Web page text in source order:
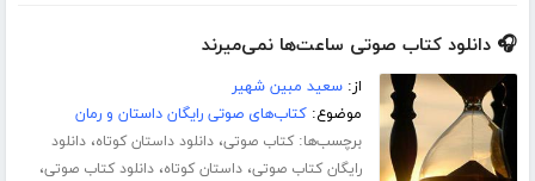
🎧 دانلود کتاب صوتی ساعت‌ها نمی‌میرند
از:سعید مبین شهیر
موضوع:کتاب‌های صوتی رایگان داستان و رمان
برچسب‌ها:کتاب صوتی،دانلود داستان کوتاه،دانلود
رایگان کتاب صوتی،داستان کوتاه،دانلود کتاب صوتی،